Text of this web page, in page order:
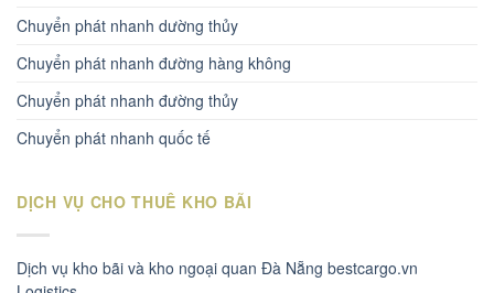
Chuyển phát nhanh dường thủy
Chuyển phát nhanh đường hàng không
Chuyển phát nhanh đường thủy
Chuyển phát nhanh quốc tế
DỊCH VỤ CHO THUÊ KHO BÃI
Dịch vụ kho bãi và kho ngoại quan Đà Nẵng bestcargo.vn